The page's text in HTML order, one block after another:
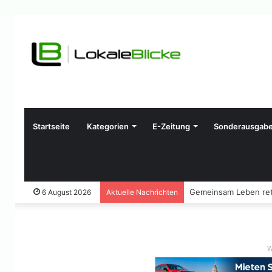
Startseite Kategorien E-Zeitung
6 August 2026 Aktuelle Nachrichten Gemeinsam Leben